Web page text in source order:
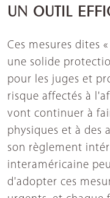
UN OUTIL
Ces mesures dites «
une solide
pour les juges et
risque affectés à
vont continuer à
physiques et à des
son règlement
interaméricaine
d'adopter ces